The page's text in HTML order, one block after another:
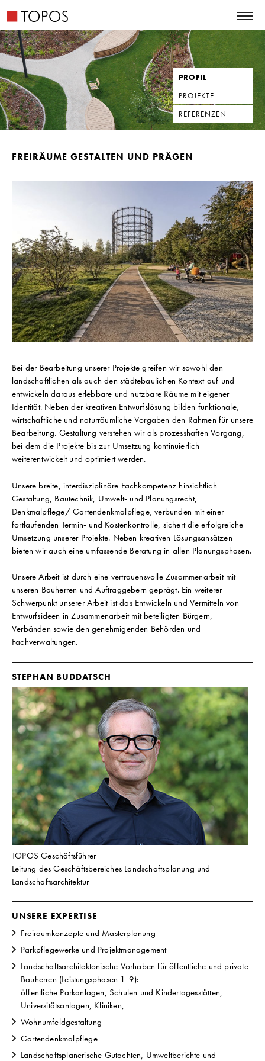
PROFIL
PROJEKTE
REFERENZEN
FREIRÄUME GESTALTEN UND PRÄGEN
Bei der Bearbeitung unserer Projekte greifen wir sowohl den
landschaftlichen als auch den städtebaulichen Kontext auf und
entwickeln daraus erlebbare und nutzbare Räume mit eigener
Identität. Neben der kreativen Entwurfslösung bilden funktionale,
wirtschaftliche und naturräumliche Vorgaben den Rahmen für unsere
Bearbeitung. Gestaltung verstehen wir als prozesshaften Vorgang,
bei dem die Projekte bis zur Umsetzung kontinuierlich
weiterentwickelt und optimiert werden.
Unsere breite, interdisziplinäre Fachkompetenz hinsichtlich
Gestaltung, Bautechnik, Umwelt- und Planungsrecht,
Denkmalpflege/ Gartendenkmalpflege, verbunden mit einer
fortlaufenden Termin- und Kostenkontrolle, sichert die erfolgreiche
Umsetzung unserer Projekte. Neben kreativen Lösungsansätzen
bieten wir auch eine umfassende Beratung in allen Planungsphasen.
Unsere Arbeit ist durch eine vertrauensvolle Zusammenarbeit mit
unseren Bauherren und Auftraggebern geprägt. Ein weiterer
Schwerpunkt unserer Arbeit ist das Entwickeln und Vermitteln von
Entwurfsideen in Zusammenarbeit mit beteiligten Bürgern,
Verbänden sowie den genehmigenden Behörden und
Fachverwaltungen.
STEPHAN BUDDATSCH
TOPOS Geschäftsführer
Leitung des Geschäftsbereiches Landschaftsplanung und
Landschaftsarchitektur
UNSERE EXPERTISE
Freiraumkonzepte und Masterplanung
Parkpflegewerke und Projektmanagement
Landschaftsarchitektonische Vorhaben für öffentliche und private
Bauherren (Leistungsphasen 1-9):
öffentliche Parkanlagen, Schulen und Kindertagesstätten,
Universitätsanlagen, Kliniken,
Wohnumfeldgestaltung
Gartendenkmalpflege
Landschaftsplanerische Gutachten, Umweltberichte und